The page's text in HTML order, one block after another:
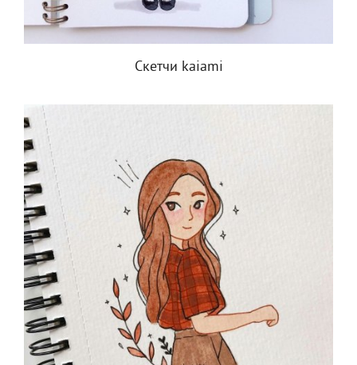
Скетчи kaiami